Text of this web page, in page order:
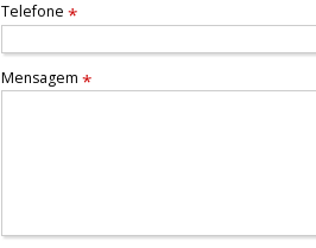
Telefone *
Mensagem *